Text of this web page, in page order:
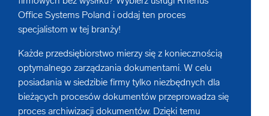
Niszczenie dysków
Niszczenie nośników cyfrowych
Mobilne niszczenie dokumentów
Digitalizacja przemysłu
Digitalizacja archiwów i cyfryzacja archiwum
Indeksacja i wprowadzanie danych firmy
Robotic Process Automation
Office Systems Poland i oddaj ten proces
specjalistom w tej branży!
Każde przedsiębiorstwo mierzy się z koniecznością
optymalnego zarządzania dokumentami. W celu
posiadania w siedzibie firmy tylko niezbędnych dla
bieżących procesów dokumentów przeprowadza się
proces archiwizacji dokumentów. Dzięki temu